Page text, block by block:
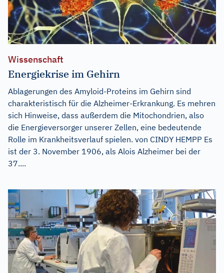
Wissenschaft
Energiekrise im Gehirn
Ablagerungen des Amyloid-Proteins im Gehirn sind
charakteristisch für die Alzheimer-Erkrankung. Es mehren
sich Hinweise, dass außerdem die Mitochondrien, also
die Energieversorger unserer Zellen, eine bedeutende
Rolle im Krankheitsverlauf spielen. von CINDY HEMPP Es
ist der 3. November 1906, als Alois Alzheimer bei der
37....